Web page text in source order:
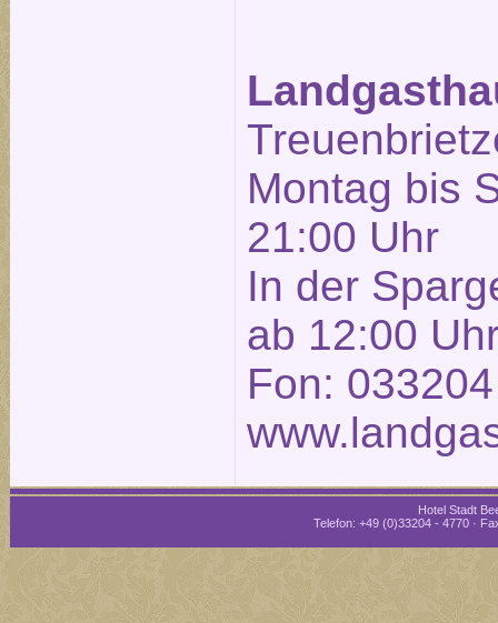
Montag bis
21:00 Uhr
In der
ab 12:00
Fon:
Hotel Stadt
Telefon: +49 (0)33204 - 4770 ·